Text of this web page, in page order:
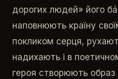
дорогих людей» його
наповнюють країну
покликом серця,
надихають і в
героя створюють